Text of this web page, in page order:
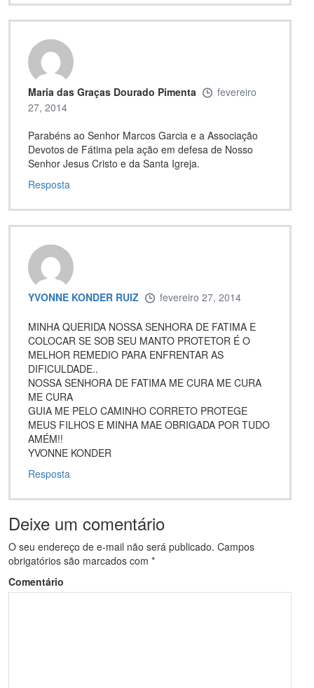
Maria das Graças Dourado Pimenta
fevereiro
27, 2014
Parabéns ao Senhor Marcos Garcia e a Associação
Devotos de Fátima pela ação em defesa de Nosso
Senhor Jesus Cristo e da Santa Igreja.
Resposta
YVONNE KONDER RUIZ fevereiro 27, 2014
MINHA QUERIDA NOSSA SENHORA DE FATIMA E
COLOCAR SE SOB SEU MANTO PROTETOR É O
MELHOR REMEDIO PARA ENFRENTAR AS
DIFICULDADE..
NOSSA SENHORA DE FATIMA ME CURA ME CURA
ME CURA
GUIA ME PELO CAMINHO CORRETO PROTEGE
MEUS FILHOS E MINHA MAE OBRIGADA POR TUDO
AMÉM!!
YVONNE KONDER
Resposta
Deixe um comentário
O seu endereço de e-mail não será publicado. Campos
obrigatórios são marcados com *
Comentário